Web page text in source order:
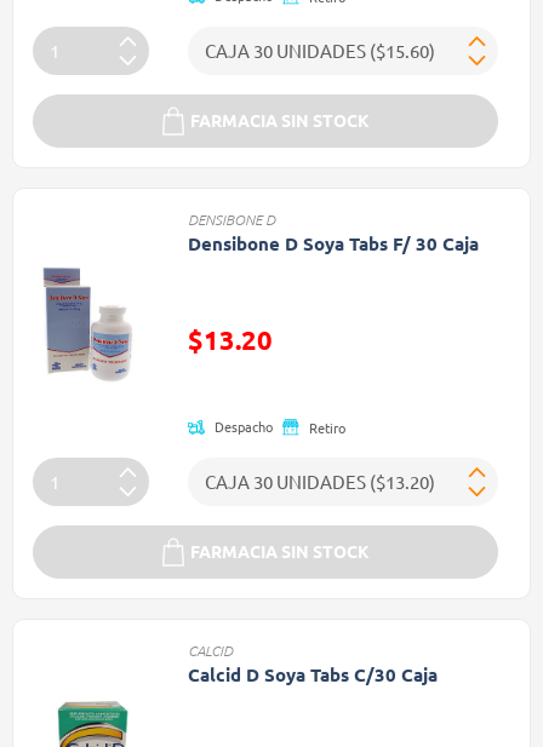
FARMACIA SIN STOCK
DENSIBONE D
Densibone D Soya Tabs F/ 30 Caja
Precio reducido de
$13.20
Despacho Retiro
FARMACIA SIN STOCK
CALCID
Calcid D Soya Tabs C/30 Caja